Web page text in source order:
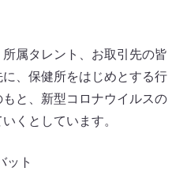
属タレント、お取引先の皆
、保健所をはじめとする行
と、新型コロナウイルスの
くとしています。
ット